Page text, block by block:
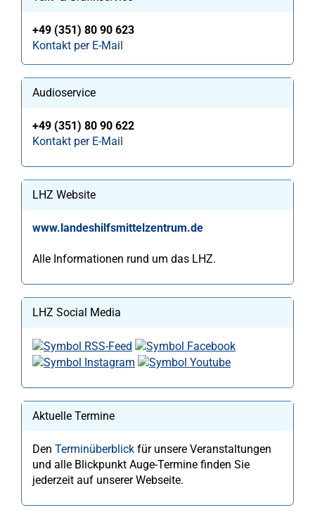
+49 (351) 80 90 623
Kontakt per E-Mail
Audioservice
+49 (351) 80 90 622
Kontakt per E-Mail
LHZ Website
www.landeshilfsmittelzentrum.de
Alle Informationen rund um das LHZ.
LHZ Social Media
Aktuelle Termine
Den Terminüberblick für unsere Veranstaltungen
und alle Blickpunkt Auge-Termine finden Sie
jederzeit auf unserer Webseite.